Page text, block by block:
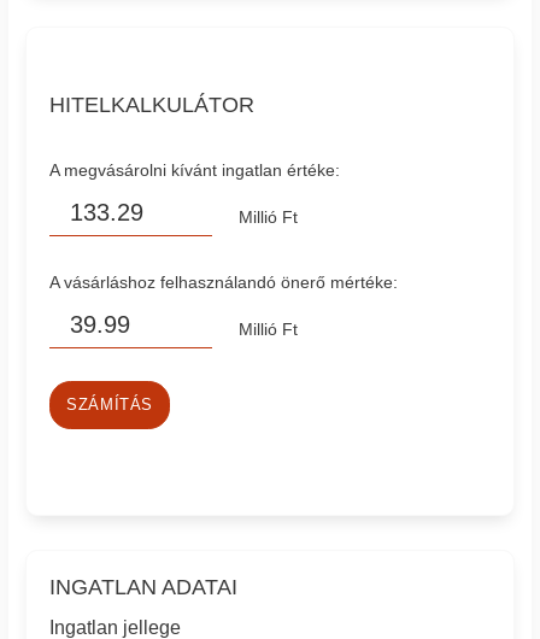
HITELKALKULÁTOR
A megvásárolni kívánt ingatlan értéke:
Millió Ft
A vásárláshoz felhasználandó önerő mértéke:
Millió Ft
SZÁMÍTÁS
INGATLAN ADATAI
Ingatlan jellege